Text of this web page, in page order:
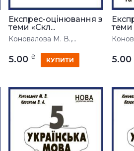
Експрес-оцінювання з
теми «Скл...
Коновалова М. В.,...
5.00 ₴ КУПИТИ
теми
5.00